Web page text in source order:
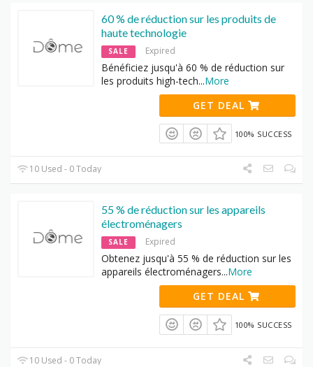
60 % de réduction sur les produits de
haute technologie
SALE Expired
Bénéficiez jusqu'à 60 % de réduction sur
les produits high-tech...More
GET DEAL
100% SUCCESS
10 Used - 0 Today
55 % de réduction sur les appareils
électroménagers
SALE Expired
Obtenez jusqu'à 55 % de réduction sur les
appareils électroménagers...More
GET DEAL
100% SUCCESS
10 Used - 0 Today